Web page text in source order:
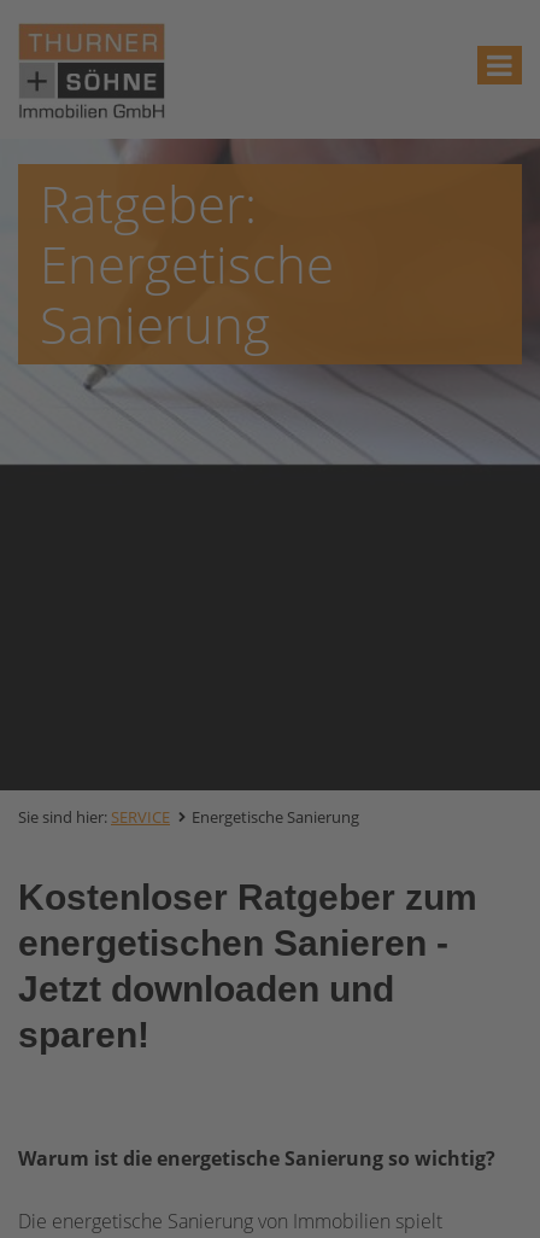
Ratgeber:
Energetische
Sanierung
Sie sind hier: SERVICE Energetische Sanierung
Kostenloser Ratgeber zum
energetischen Sanieren -
Jetzt downloaden und
sparen!
Warum ist die energetische Sanierung so wichtig?
Die energetische Sanierung von Immobilien spielt